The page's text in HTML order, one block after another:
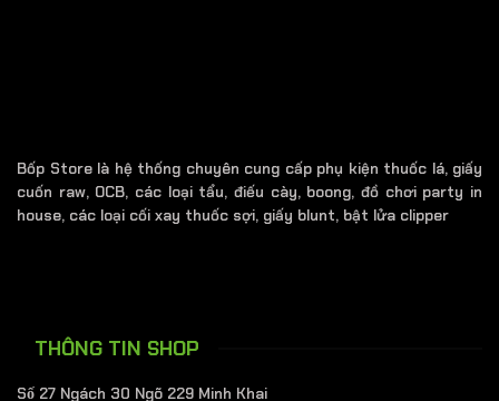
Bốp Store là hệ thống chuyên cung cấp phụ kiện thuốc lá, giấy
cuốn raw, OCB, các loại tẩu, điếu cày, boong, đồ chơi party in
house, các loại cối xay thuốc sợi, giấy blunt, bật lửa clipper
THÔNG TIN SHOP
Số 27 Ngách 30 Ngõ 229 Minh Khai